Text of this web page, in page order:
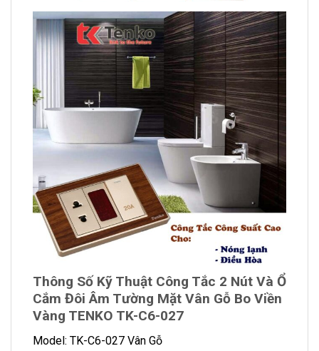
Thông Số Kỹ Thuật Công Tắc 2 Nút Và Ổ
Cắm Đôi Âm Tường Mặt Vân Gỗ Bo Viền
Vàng TENKO TK-C6-027
Model: TK-C6-027 Vân Gỗ